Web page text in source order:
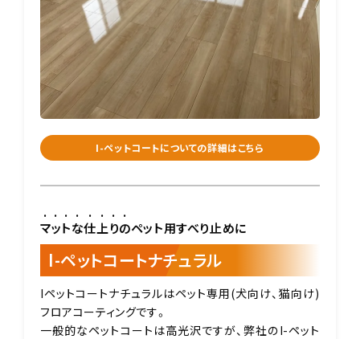
I-ペットコートについての詳細はこちら
マットな仕上りのペット用すべり止めに
I-ペットコートナチュラル
Iペットコートナチュラルはペット専用(犬向け、猫向け)
フロアコーティングです。
一般的なペットコートは高光沢ですが、弊社のI-ペット